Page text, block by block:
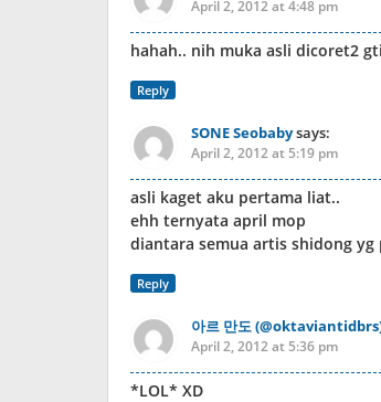
April 2, 2012 at 4:48 pm
hahah.. nih muka asli dicoret2
Reply
SONE Seobabysays:
April 2, 2012 at 5:19 pm
asli kaget aku pertama liat..
ehh ternyata april mop
diantara semua artis shidong
Reply
아르 만도
April 2, 2012 at 5:36 pm
*LOL* XD